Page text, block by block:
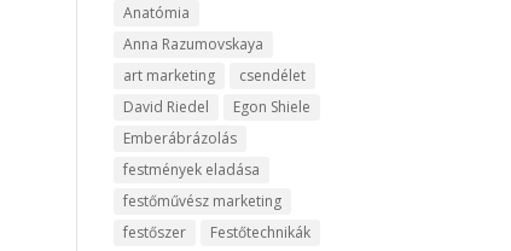
Anatómia
Anna Razumovskaya
art marketing
csendélet
David Riedel
Egon Shiele
Emberábrázolás
festmények eladása
festőművész marketing
festőszer
Festőtechnikák